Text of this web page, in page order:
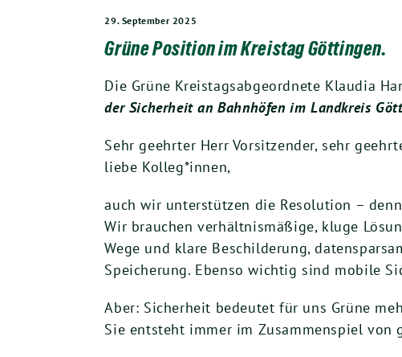
29. September 2025
Grüne Position im Kreistag Göttingen.
Die Grüne Kreistagsabgeordnete Klaudia
der Sicherheit an Bahnhöfen im Landkreis
Sehr geehrter Herr Vorsitzender, sehr
liebe Kolleg*innen,
auch wir unterstützen die Resolution –
Wir brauchen verhältnismäßige, kluge
Wege und klare Beschilderung,
Speicherung. Ebenso wichtig sind mobile
Aber: Sicherheit bedeutet für uns Grüne
Sie entsteht immer im Zusammenspiel von